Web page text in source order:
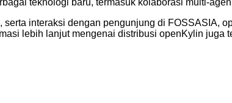
serta interaksi dengan pengunjung di FOSSASIA,
lebih lanjut mengenai distribusi openKylin juga